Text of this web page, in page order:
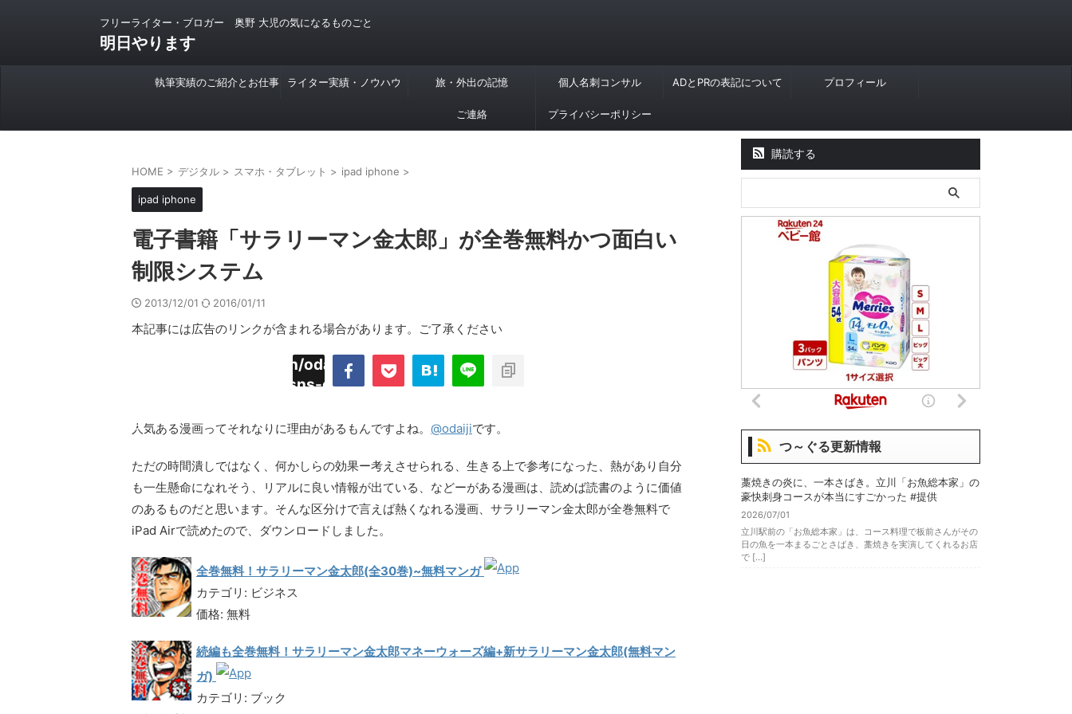
フリーライター・ブロガー 奥野 大児の気になるものごと
明日やります
執筆実績のご紹介とお仕事 ライター実績・ノウハウ 旅・外出の記憶 個人名刺コンサル ADとPRの表記について プロフィール
ご連絡 プライバシーポリシー
HOME > デジタル > スマホ・タブレット > ipad iphone >
ipad iphone
電子書籍「サラリーマン金太郎」が全巻無料かつ面白い
制限システム
2013/12/01 2016/01/11
本記事には広告のリンクが含まれる場合があります。ご了承ください
"Twitter"
/home/daimyoojin/odaiji.com/public_html/blog/wp-
content/plugins/sns-count-cache/sns-count-
人気ある漫画ってそれなりに理由があるもんですよね。 @odaijiです。
ただの時間潰しではなく、何かしらの効果ー考えさせられる、生きる上で参考になった、熱があり自分
も一生懸命になれそう、リアルに良い情報が出ている、などーがある漫画は、読めば読書のように価値
のあるものだと思います。そんな区分けで言えば熱くなれる漫画、サラリーマン金太郎が全巻無料で
iPad Airで読めたので、ダウンロードしました。
全巻無料！サラリーマン金太郎(全30巻)~無料マンガ
カテゴリ: ビジネス
価格: 無料
続編も全巻無料！サラリーマン金太郎マネーウォーズ編+新サラリーマン金太郎(無料マン
ガ)
カテゴリ: ブック
購読する
つ～ぐる更新情報
藁焼きの炎に、一本さばき。立川「お魚総本家」の
豪快刺身コースが本当にすごかった #提供
2026/07/01
立川駅前の「お魚総本家」は、コース料理で板前さんがその
日の魚を一本まるごとさばき、藁焼きを実演してくれるお店
で […]